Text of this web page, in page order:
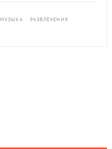
МУЗЫКА
РАЗВЛЕЧЕНИЯ